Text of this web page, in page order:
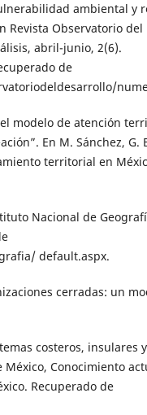
ambiental y
Revista Observatorio del
abril-junio, 2(6).
de
modelo de atención
En M. Sánchez, G.
territorial en
Nacional de
default.aspx.
cerradas: un
costeros, insulares y
Conocimiento
Recuperado de